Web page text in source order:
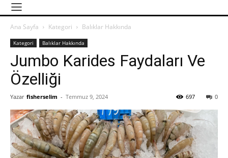
Ana Sayfa Kategori Balıklar Hakkında
Kategori Balıklar Hakkında
Jumbo Karides Faydaları Ve
Özelliği
Yazar fisherselim - Temmuz 9, 2024 0
697